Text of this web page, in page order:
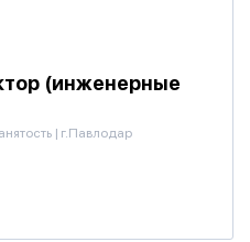
(инженерные
| г.Павлодар